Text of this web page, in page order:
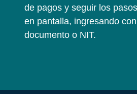
de pagos y seguir los
en pantalla, ingresando
documento o NIT.